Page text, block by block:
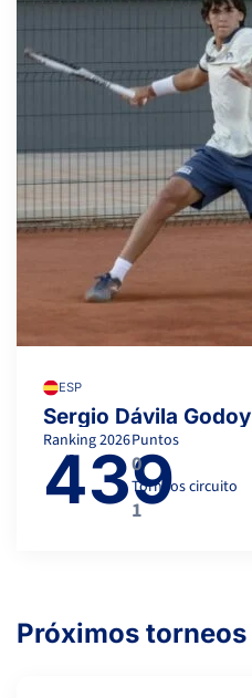
ESP
Sergio Dávila Godoy
Ranking2026
439
Puntos
0
Torneos circuito
1
Próximos torneos